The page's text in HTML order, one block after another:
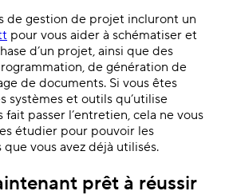
de gestion de projet incluront un
pour vous aider à schématiser et
d’un projet, ainsi que des
de génération de
de documents. Si vous êtes
systèmes et outils qu’utilise
fait passer l’entretien, cela ne vous
étudier pour pouvoir les
que vous avez déjà utilisés.
prêt à réussir